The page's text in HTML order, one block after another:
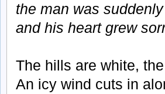
the man was
and his heart grew
The hills are white,
An icy wind cuts in